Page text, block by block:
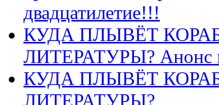
двадцатилетие!!!
КУДА ПЛЫВЁТ
ЛИТЕРАТУРЫ? Анонс
КУДА ПЛЫВЁТ
ЛИТЕРАТУРЫ?